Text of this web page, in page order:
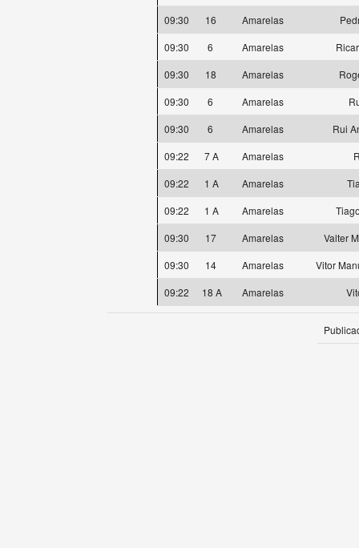
09:30
16 Amarelas
09:30
6 Amarelas
09:30
18 Amarelas
09:30
6 Amarelas
09:30
6 Amarelas
Rui
09:22
7 A Amarelas
09:22
1 A Amarelas
09:22
1 A Amarelas
09:30
17 Amarelas
Valter
09:30
14 Amarelas
Vitor
09:22
18 A Amarelas